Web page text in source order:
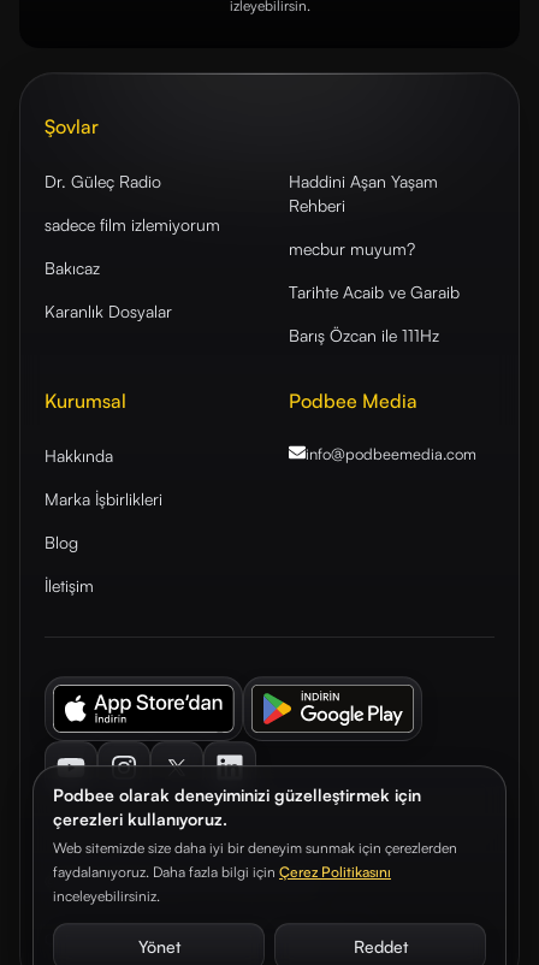
Podbee olarak deneyiminizi güzelleştirmek için
çerezleri kullanıyoruz.
Web sitemizde size daha iyi bir deneyim sunmak için çerezlerden
faydalanıyoruz. Daha fazla bilgi için Çerez Politikasını
inceleyebilirsiniz.
Yönet Reddet
izleyebilirsin.
Şovlar
Dr. Güleç Radio
sadece film izlemiyorum
Bakıcaz
Karanlık Dosyalar
Haddini Aşan Yaşam
Rehberi
mecbur muyum?
Tarihte Acaib ve Garaib
Barış Özcan ile 111Hz
Kurumsal
Hakkında
Marka İşbirlikleri
Blog
İletişim
Podbee Media
info@podbeemedia.com
© 2026. Podbee Media. Tüm hakları saklıdır.
Çerez TercihleriAydınlatma Metni Gizlilik Sözleşmesi